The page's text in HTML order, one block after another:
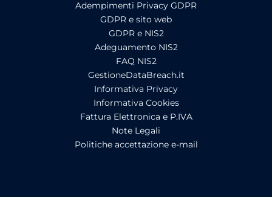
Adempimenti Privacy GDPR
GDPR e sito web
GDPR e NIS2
Adeguamento NIS2
FAQ NIS2
GestioneDataBreach.it
Informativa Privacy
Informativa Cookies
Fattura Elettronica e P.IVA
Note Legali
Politiche accettazione e-mail